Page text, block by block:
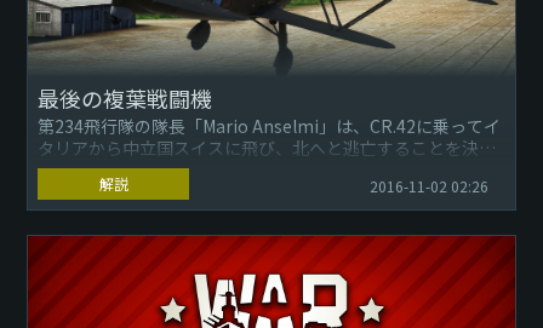
最後の複葉戦闘機
第234飛行隊の隊長「Mario Anselmi」は、CR.42に乗ってイ
タリアから中立国スイスに飛び、北へと逃亡することを決断
しました。 そして、9月10日13時50分、彼はマ...
解説 2016-11-02 02:26